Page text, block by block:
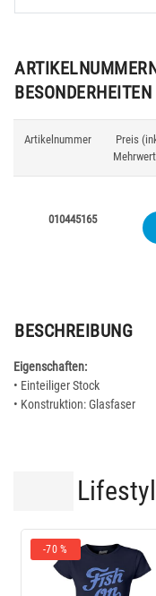
BESONDERHEITEN
Artikelnummer
Preis
010445165
BESCHREIBUNG
Eigenschaften:
• Einteiliger Stock
• Konstruktion: Glasfaser